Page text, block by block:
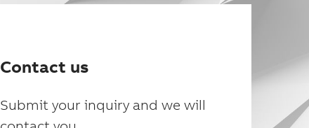
Contact us
Submit your inquiry and we will